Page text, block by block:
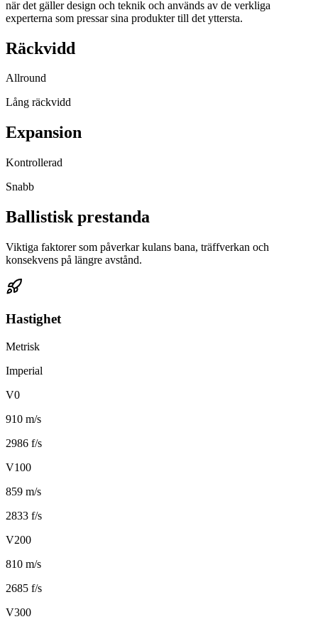
när det gäller design och teknik och används av de verkliga
experterna som pressar sina produkter till det yttersta.
Räckvidd
Allround
Lång räckvidd
Expansion
Kontrollerad
Snabb
Ballistisk prestanda
Viktiga faktorer som påverkar kulans bana, träffverkan och
konsekvens på längre avstånd.
Hastighet
Metrisk
Imperial
V0
910 m/s
2986 f/s
V100
859 m/s
2833 f/s
V200
810 m/s
2685 f/s
V300